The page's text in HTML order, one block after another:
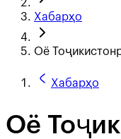
Хабарҳо
Оё
Хабарҳо
Оё